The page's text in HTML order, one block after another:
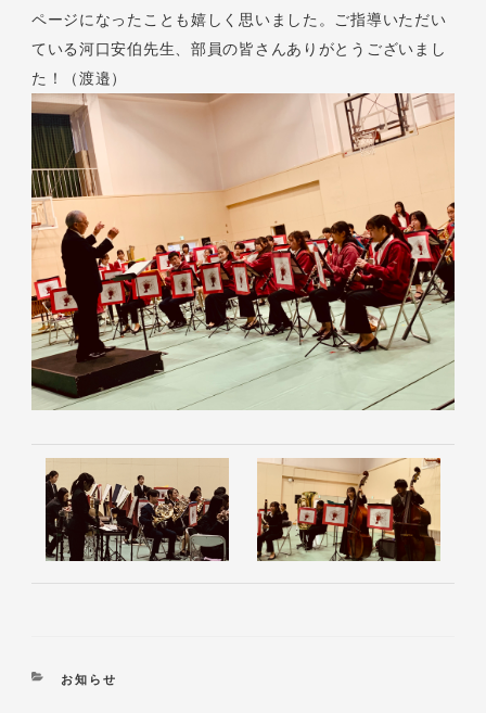
ページになったことも嬉しく思いました。ご指導いただい
ている河口安伯先生、部員の皆さんありがとうございまし
た！（渡邉）
お知らせ